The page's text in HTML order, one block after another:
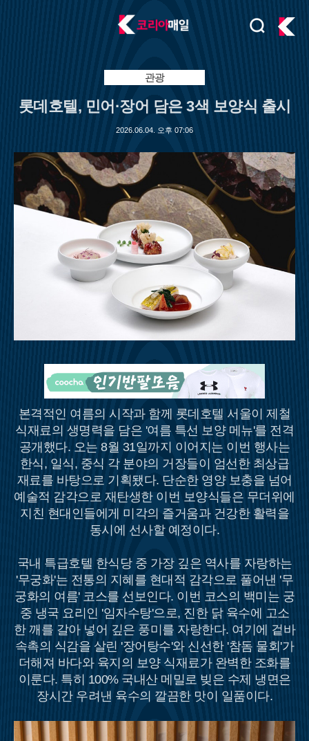
검
주
기
관광
롯데호텔, 민어·장어 담은 3색 보양식 출시
2026.06.04. 오후 07:06
본격적인 여름의 시작과 함께 롯데호텔 서울이 제철
식재료의 생명력을 담은 '여름 특선 보양 메뉴'를 전격
공개했다. 오는 8월 31일까지 이어지는 이번 행사는
한식, 일식, 중식 각 분야의 거장들이 엄선한 최상급
재료를 바탕으로 기획됐다. 단순한 영양 보충을 넘어
예술적 감각으로 재탄생한 이번 보양식들은 무더위에
지친 현대인들에게 미각의 즐거움과 건강한 활력을
동시에 선사할 예정이다.
국내 특급호텔 한식당 중 가장 깊은 역사를 자랑하는
'무궁화'는 전통의 지혜를 현대적 감각으로 풀어낸 '무
궁화의 여름' 코스를 선보인다. 이번 코스의 백미는 궁
중 냉국 요리인 '임자수탕'으로, 진한 닭 육수에 고소
한 깨를 갈아 넣어 깊은 풍미를 자랑한다. 여기에 겉바
속촉의 식감을 살린 '장어탕수'와 신선한 '참돔 물회'가
더해져 바다와 육지의 보양 식재료가 완벽한 조화를
이룬다. 특히 100% 국내산 메밀로 빚은 수제 냉면은
장시간 우려낸 육수의 깔끔한 맛이 일품이다.